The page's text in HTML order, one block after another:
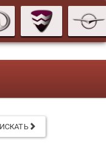
ИСКАТЬ